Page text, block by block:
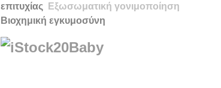
επιτυχίας
Εξωσωματική γονιμοποίηση
Βιοχημική εγκυμοσύνη